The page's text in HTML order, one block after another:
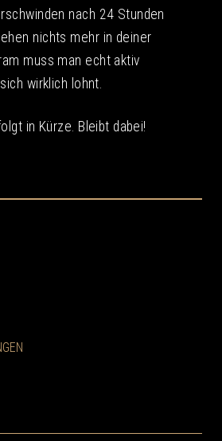
nach 24 Stunden
nichts mehr in deiner
muss man echt aktiv
wirklich lohnt.
in Kürze. Bleibt dabei!